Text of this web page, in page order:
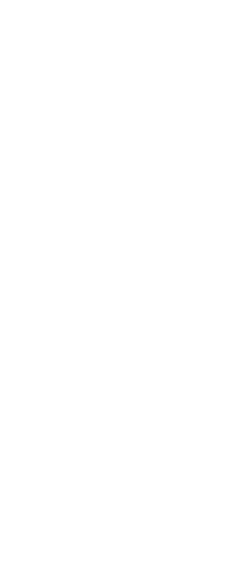
¡ recibirá al CD Tenerife
José Luis Puche nos
https://t.co/
pic.twitter.com/
Fecha y hora del
El Málaga tiene un duelo
Los malagueños afrontan el
Segunda División. El partido
Dónde ver el
A diferencia de otras